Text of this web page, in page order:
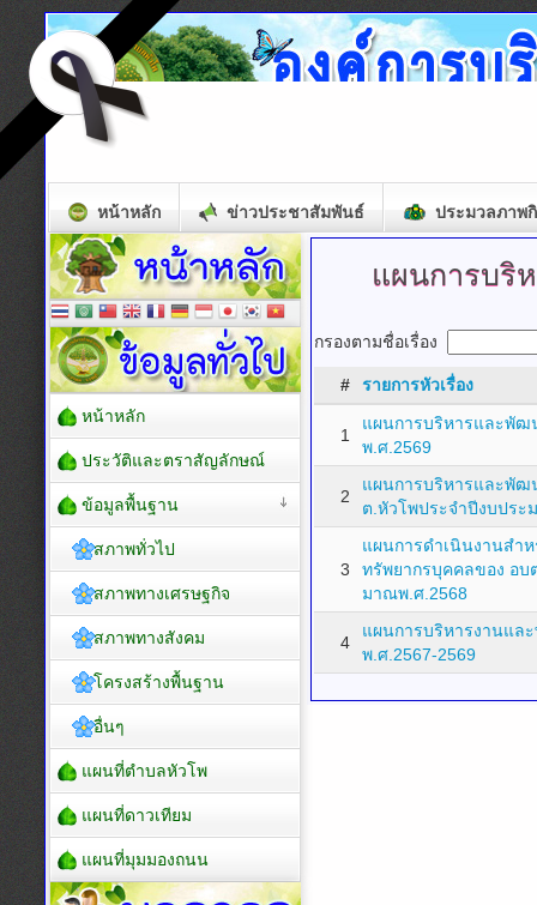
หน้าหลัก ข่าวประชาสัมพันธ์ ประมวลภาพ
แผนการบริ
กรองตามชื่อเรื่อง
# รายการหัวเรื่อง
1
แผนการบริหารและพัฒ
พ.ศ.2569
2
แผนการบริหารและพัฒ
ต.หัวโพประจำปีงบประ
3
แผนการดำเนินงานสำ
ทรัพยากรบุคคลของ อบ
มาณพ.ศ.2568
4
แผนการบริหารงานแล
พ.ศ.2567-2569
หน้าหลัก
ประวัติและตราสัญลักษณ์
ข้อมูลพื้นฐาน
สภาพทั่วไป
สภาพทางเศรษฐกิจ
สภาพทางสังคม
โครงสร้างพื้นฐาน
อื่นๆ
แผนที่ตำบลหัวโพ
แผนที่ดาวเทียม
แผนที่มุมมองถนน